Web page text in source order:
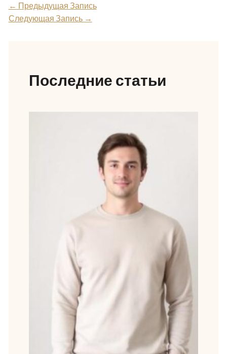
← Предыдущая Запись
Следующая Запись →
Последние статьи